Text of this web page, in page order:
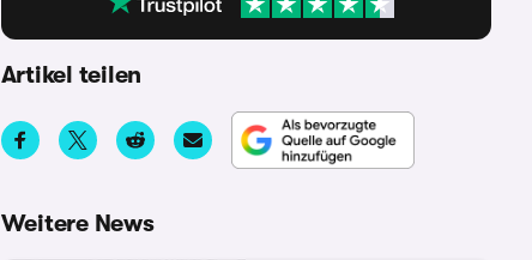
Artikel teilen
Weitere News